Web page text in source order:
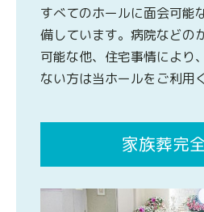
すべてのホールに面会可能
備しています。病院などの
可能な他、住宅事情により
ない方は当ホールをご利用
家族葬完